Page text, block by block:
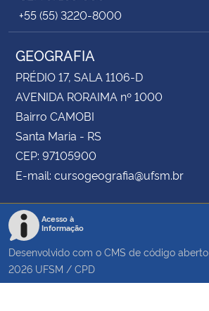
+55 (55) 3220-8000
GEOGRAFIA
PRÉDIO 17, SALA 1106-D
AVENIDA RORAIMA nº 1000
Bairro CAMOBI
Santa Maria - RS
CEP: 97105900
E-mail: cursogeografia@ufsm.br
Acesso à
Informação
Desenvolvido com o CMS de código aberto
2026 UFSM / CPD